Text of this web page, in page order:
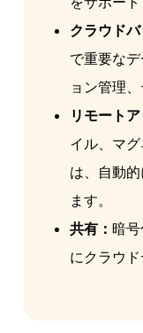
クラウドバ
で重要な
ョン管理
リモート
イル、マ
は、自動
ます。
共有： 暗
にクラウド